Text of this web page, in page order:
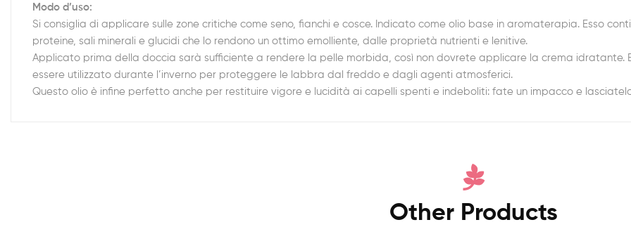
Modo d’uso:
Si consiglia di applicare sulle zone critiche come seno, fianchi e cosce. Indicato come olio base in aromaterapia. Esso
proteine, sali minerali e glucidi che lo rendono un ottimo emolliente, dalle proprietà nutrienti e lenitive.
Applicato prima della doccia sarà sufficiente a rendere la pelle morbida, così non dovrete applicare la crema idratante.
essere utilizzato durante l’inverno per proteggere le labbra dal freddo e dagli agenti atmosferici.
Questo olio è infine perfetto anche per restituire vigore e lucidità ai capelli spenti e indeboliti: fate un impacco e
Other Products